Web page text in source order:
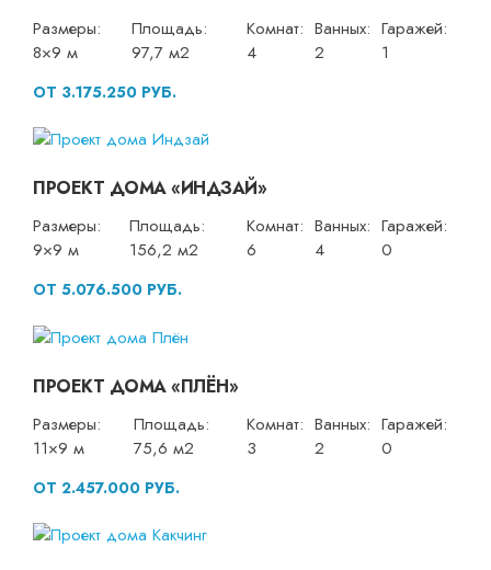
Размеры:
8×9 м
Площадь:
97,7 м2
Комнат:
4
Ванных:
2
Гаражей:
1
ОТ 3.175.250 РУБ.
ПРОЕКТ ДОМА «ИНДЗАЙ»
Размеры:
9×9 м
Площадь:
156,2 м2
Комнат:
6
Ванных:
4
Гаражей:
0
ОТ 5.076.500 РУБ.
ПРОЕКТ ДОМА «ПЛЁН»
Размеры:
11×9 м
Площадь:
75,6 м2
Комнат:
3
Ванных:
2
Гаражей:
0
ОТ 2.457.000 РУБ.